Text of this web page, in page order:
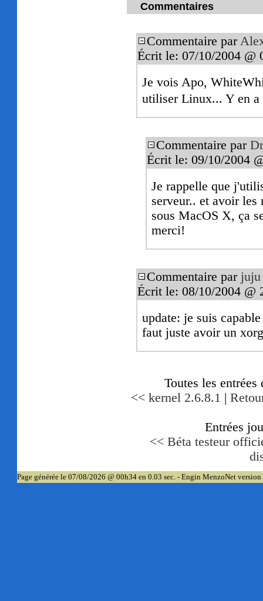
Commentaires
Commentaire par
Écrit le: 07/10/2004 @
Je vois Apo,
utiliser Linux... Y en a
Commentaire par
Écrit le: 09/10/2004
Je rappelle que
serveur.. et avoir les
sous MacOS X, ça
merci!
Commentaire par juju
Écrit le: 08/10/2004 @
update: je suis
faut juste avoir un
Toutes les
<< kernel 2.6.8.1 |
Entrées
<< Béta testeur
Page générée le 07/08/2026 @ 00h34 en 0.03 sec. - Engin MenzoNet